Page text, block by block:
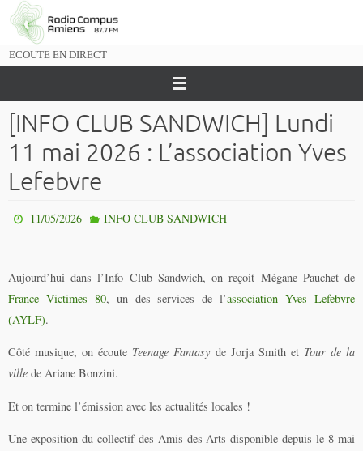
Passer
vers
ECOUTE EN DIRECT
[INFO CLUB SANDWICH] Lundi
11 mai 2026 : L’association Yves
Lefebvre
11/05/2026 INFO CLUB SANDWICH
Aujourd’hui dans l’Info Club Sandwich, on reçoit Mégane Pauchet de
France Victimes 80, un des services de l’association Yves Lefebvre
(AYLF).
Côté musique, on écoute Teenage Fantasy de Jorja Smith et Tour de la
ville de Ariane Bonzini.
Et on termine l’émission avec les actualités locales !
Une exposition du collectif des Amis des Arts disponible depuis le 8 mai